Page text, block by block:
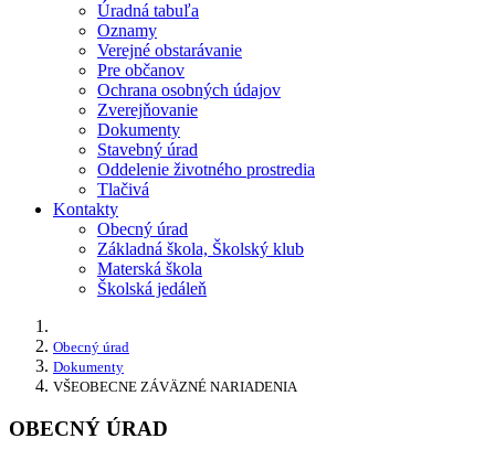
Úradná tabuľa
Oznamy
Verejné obstarávanie
Pre občanov
Ochrana osobných údajov
Zverejňovanie
Dokumenty
Stavebný úrad
Oddelenie životného prostredia
Tlačivá
Kontakty
Obecný úrad
Základná škola, Školský klub
Materská škola
Školská jedáleň
Obecný úrad
Dokumenty
VŠEOBECNE ZÁVÄZNÉ NARIADENIA
OBECNÝ ÚRAD